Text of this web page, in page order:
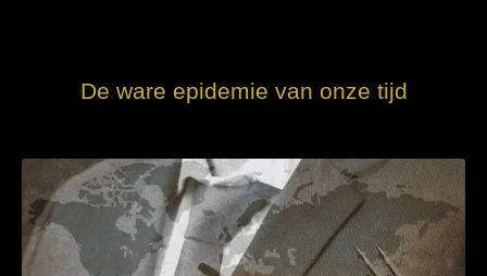
De ware epidemie van onze tijd